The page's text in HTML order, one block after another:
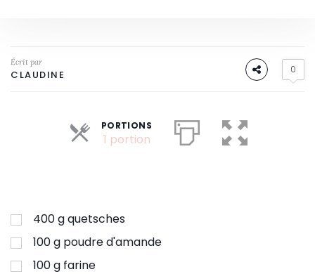
Écrit par
CLAUDINE 0
PORTIONS
1 portionParts
400gquetsches
100g poudre d'amande
100g farine